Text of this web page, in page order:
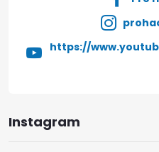
Instagram
https://